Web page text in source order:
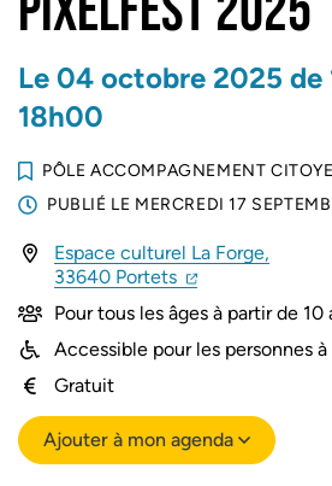
Le 04 octobre 2025 de
18h00
PÔLE ACCOMPAGNEMENT
PUBLIÉ LE MERCREDI 17
Espace culturel La Forge,
33640 Portets (ouverture dans
(ouverture
Pour tous les âges à partir de 10
Accessible pour les personnes
Gratuit
Ajouter à mon agenda